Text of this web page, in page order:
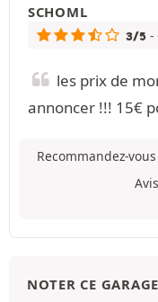
SCHOML
3/5 -
les prix de
annoncer !!! 15€
Recommandez-
NOTER CE GARAGE